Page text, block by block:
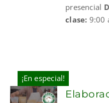
presencial
clase: 9:00
¡En especial!